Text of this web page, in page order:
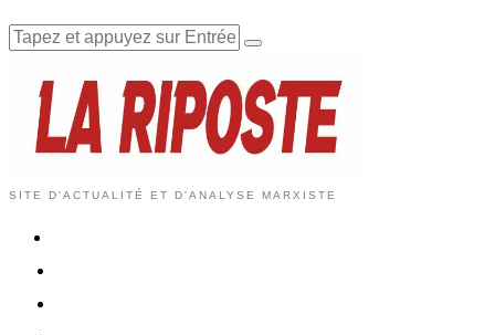
SITE D'ACTUALITÉ ET D'ANALYSE MARXISTE